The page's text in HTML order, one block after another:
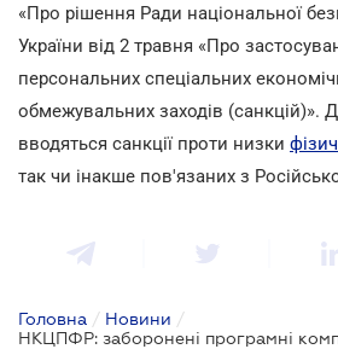
«Про рішення Ради національної
України від 2 травня «Про
персональних спеціальних
обмежувальних заходів (санкцій)».
вводяться санкції проти низки
так чи інакше пов'язаних з
Головна / Новини /